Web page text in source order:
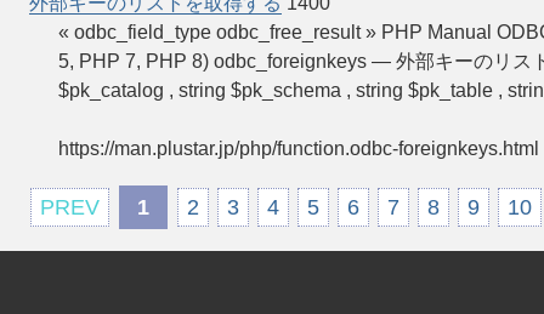
« odbc_field_type odbc_free_result » PHP Manual
5, PHP 7, PHP 8) odbc_foreignkeys — 外部キーのリス
$pk_catalog , string $pk_schema , string $pk_table ,
https://man.plustar.jp/php/function.odbc-foreignkeys.html
PREV 1 2 3 4 5 6 7 8 9 10